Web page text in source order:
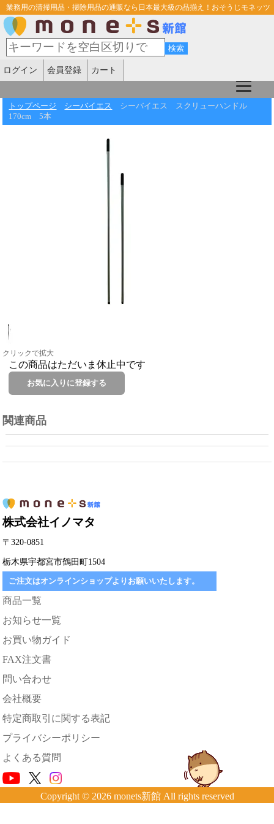
業務用の清掃用品・掃除用品の通販なら日本最大級の品揃え！おそうじモネッツ
ログイン 会員登録 カート
トップページ シーバイエス
シーバイエス スクリューハンドル
170cm 5本
クリックで拡大
この商品はただいま休止中です
関連商品
株式会社イノマタ
〒320-0851
栃木県宇都宮市鶴田町1504
ご注文はオンラインショップよりお願いいたします。
商品一覧
お知らせ一覧
お買い物ガイド
FAX注文書
問い合わせ
会社概要
特定商取引に関する表記
プライバシーポリシー
よくある質問
Copyright © 2026 monets新館 All rights reserved